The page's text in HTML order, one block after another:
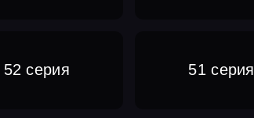
52 серия 51 серия